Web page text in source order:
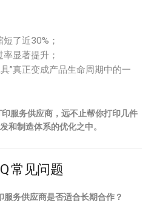
了近30%；
显著提升；
”真正变成产品生命周期中的一
印服务供应商，远不止帮你打印几件
和制造体系的优化之中。
常见问题
服务供应商是否适合长期合作？